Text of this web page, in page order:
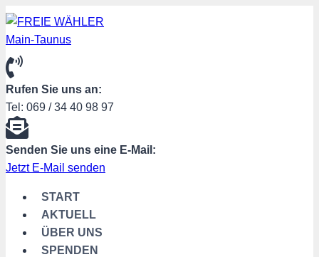
Zum
Rufen Sie uns an:
Tel: 069 / 34 40 98 97
Senden Sie uns eine E-Mail:
Jetzt E-Mail senden
START
AKTUELL
ÜBER UNS
SPENDEN